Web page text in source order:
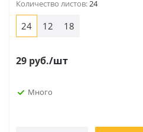
Количество листов:24
24 12 18
29 руб./шт
Много